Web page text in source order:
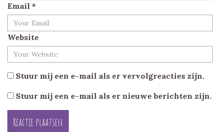
Email *
Website
Stuur mij een e-mail als er vervolgreacties zijn.
Stuur mij een e-mail als er nieuwe berichten zijn.